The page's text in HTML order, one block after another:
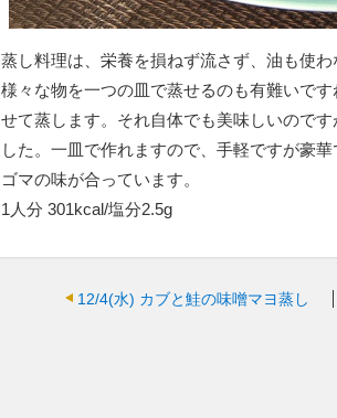
蒸し料理は、栄養を損ねず流さず、油も使
様々な物を一つの皿で蒸せるのも有難いで
せて蒸します。それ自体でも美味しいので
した。一皿で作れますので、手軽ですが豪
ゴマの味が合っています。
1人分 301kcal/塩分2.5g
12/4(水) カブと鮭の味噌マヨ蒸し